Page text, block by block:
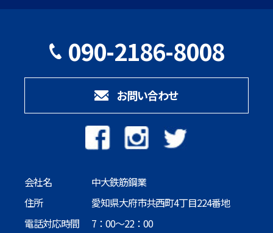
な範囲内で利用致します。
・お客様に対して当社のご説明及び資料提供のため。
・お客様に合ったサービスやコンテンツを当サイトで提供
・市場調査、データ分析やアンケートの実施等によるサー
ビスの向上のため。
・お客様に当社の各種サービス、情報を的確にお知らせす
るため。
・その他お客様へのサービス及び業務を適切且つ円滑に履
行するため。
090-2186-8008
お問い合わせ
会社名
中大鉄筋鋼業
住所
愛知県大府市共西町4丁目224番地
電話対応時間
7：00〜22：00